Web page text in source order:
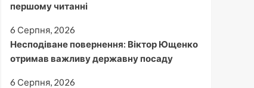
першому читанні
6 Серпня, 2026
Несподіване повернення: Віктор Ющенко
отримав важливу державну посаду
6 Серпня, 2026